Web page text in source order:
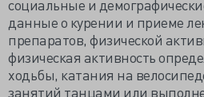
социальные и
данные о курении и приеме
препаратов, физической
физическая активность
ходьбы, катания на
занятий танцами или